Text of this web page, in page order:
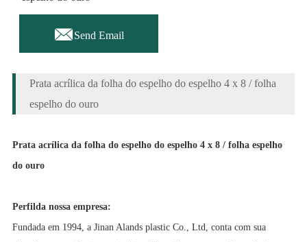
Send Email
Prata acrílica da folha do espelho do espelho 4 x 8 / folha
espelho do ouro
Prata acrílica da folha do espelho do espelho 4 x 8 / folha espelho
do ouro
Perfilda nossa empresa:
Fundada em 1994, a Jinan Alands plastic Co., Ltd, conta com sua